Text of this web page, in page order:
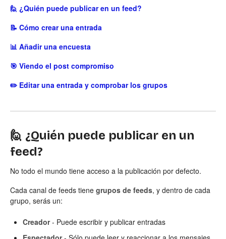
🙋 ¿Quién puede publicar en un feed?
📝 Cómo crear una entrada
📊 Añadir una encuesta
🎯 Viendo el post compromiso
✏️ Editar una entrada y comprobar los grupos
🙋 ¿Quién puede publicar en un
feed?
No todo el mundo tiene acceso a la publicación por defecto.
Cada canal de feeds tiene grupos de feeds, y dentro de cada
grupo, serás un:
Creador- Puede escribir y publicar entradas